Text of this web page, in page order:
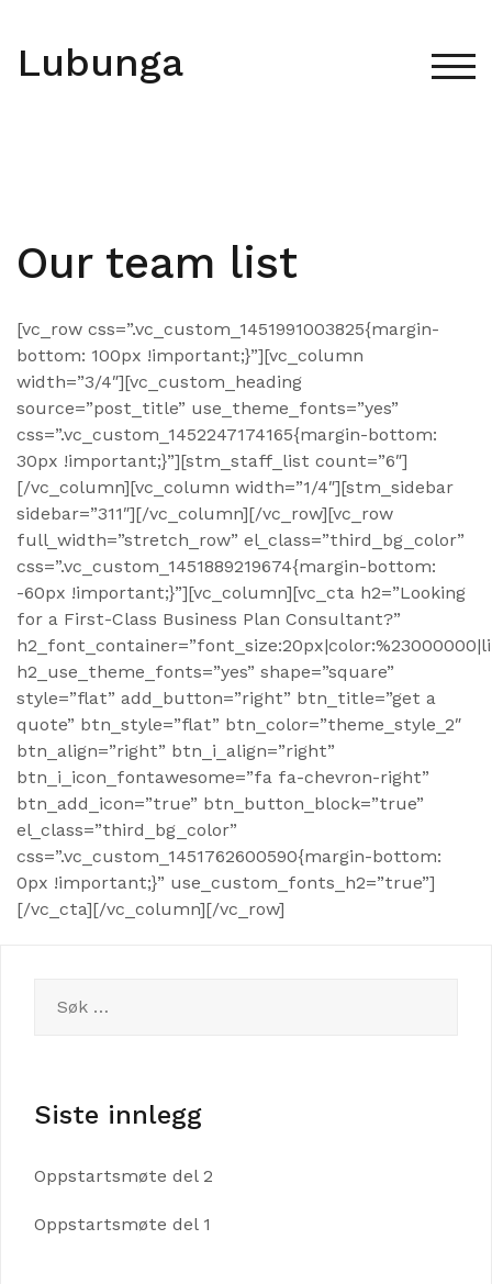
content
Lubunga
Our team list
[vc_row css=”.vc_custom_1451991003825{margin-
bottom: 100px !important;}”][vc_column
width=”3/4″][vc_custom_heading
source=”post_title” use_theme_fonts=”yes”
css=”.vc_custom_1452247174165{margin-bottom:
30px !important;}”][stm_staff_list count=”6″]
[/vc_column][vc_column width=”1/4″][stm_sidebar
sidebar=”311″][/vc_column][/vc_row][vc_row
full_width=”stretch_row” el_class=”third_bg_color”
css=”.vc_custom_1451889219674{margin-bottom:
-60px !important;}”][vc_column][vc_cta h2=”Looking
for a First-Class Business Plan Consultant?”
h2_use_theme_fonts=”yes” shape=”square”
style=”flat” add_button=”right” btn_title=”get a
quote” btn_style=”flat” btn_color=”theme_style_2″
btn_align=”right” btn_i_align=”right”
btn_i_icon_fontawesome=”fa fa-chevron-right”
btn_add_icon=”true” btn_button_block=”true”
el_class=”third_bg_color”
css=”.vc_custom_1451762600590{margin-bottom:
0px !important;}” use_custom_fonts_h2=”true”]
[/vc_cta][/vc_column][/vc_row]
etter:
Siste innlegg
Oppstartsmøte del 2
Oppstartsmøte del 1